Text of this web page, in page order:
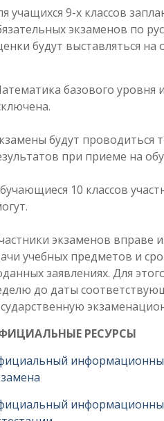
учащихся 9-х классов
экзаменов по
будут выставляться на
базового уровня
будут проводиться
при приеме на
10 классов
экзаменов вправе
учебных предметов и
заявлениях. Для
до даты
РЕСУРСЫ